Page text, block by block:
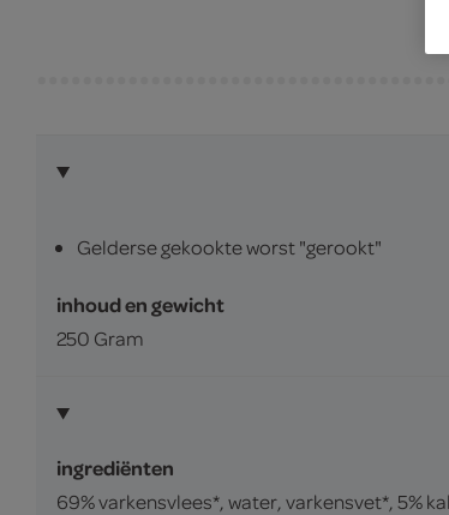
Gelderse gekookte worst "gerookt"
inhoud en gewicht
250 Gram
ingrediënten
69% varkensvlees*, water, varkensvet*, 5%